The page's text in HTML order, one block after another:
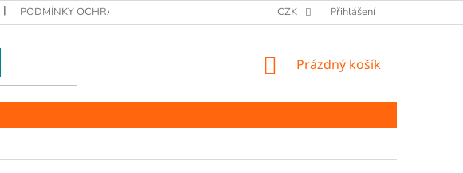
PODMÍNKY OCHRANY OSOBNÍCH ÚDAJŮ CZK Přihlášení
NÁKUPNÍ
Prázdný košík